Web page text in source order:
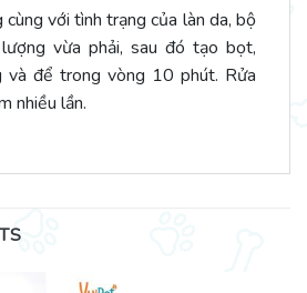
với tình trạng của làn da, bộ
vừa phải, sau đó tạo bọt,
và để trong vòng 10 phút. Rửa
nhiều lần.